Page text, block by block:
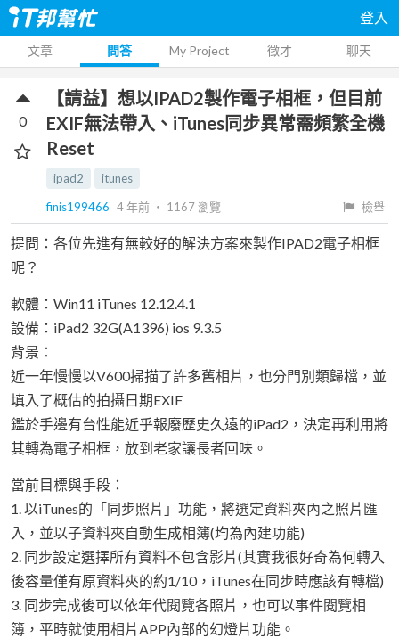
登入
文章 問答 My Project 徵才 聊天
【請益】想以IPAD2製作電子相框，但目前
EXIF無法帶入、iTunes同步異常需頻繁全機
Reset
ipad2
itunes
finis199466 4 年前 ‧ 1167瀏覽 檢舉
0
提問：各位先進有無較好的解決方案來製作IPAD2電子相框
呢？
軟體：Win11 iTunes 12.12.4.1
設備：iPad2 32G(A1396) ios 9.3.5
背景：
近一年慢慢以V600掃描了許多舊相片，也分門別類歸檔，並
填入了概估的拍攝日期EXIF
鑑於手邊有台性能近乎報廢歷史久遠的iPad2，決定再利用將
其轉為電子相框，放到老家讓長者回味。
當前目標與手段：
1. 以iTunes的「同步照片」功能，將選定資料夾內之照片匯
入，並以子資料夾自動生成相簿(均為內建功能)
2. 同步設定選擇所有資料不包含影片(其實我很好奇為何轉入
後容量僅有原資料夾的約1/10，iTunes在同步時應該有轉檔)
3. 同步完成後可以依年代閱覽各照片，也可以事件閱覽相
簿，平時就使用相片APP內部的幻燈片功能。